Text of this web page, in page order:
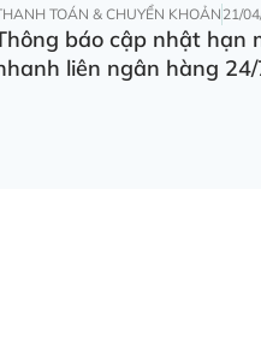
TOÁN & CHUYỂN KHOẢN 21/
báo cập nhật hạn
liên ngân hàng